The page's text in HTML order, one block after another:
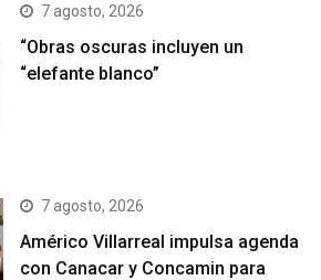
7 agosto, 2026
“Obras oscuras incluyen un
“elefante blanco”
7 agosto, 2026
Américo Villarreal impulsa agenda
con Canacar y Concamin para